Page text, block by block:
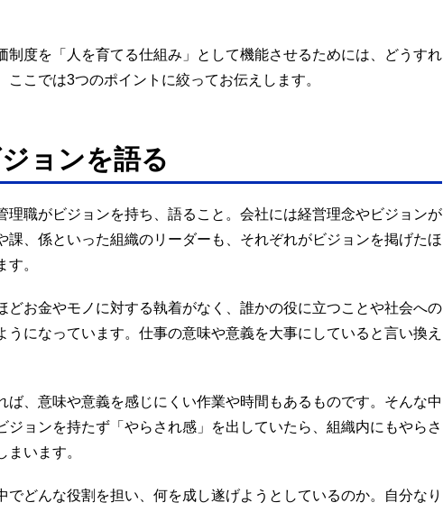
制度を「人を育てる仕組み」として機能させるためには、どうすれ
ここでは3つのポイントに絞ってお伝えします。
ョンを語る
理職がビジョンを持ち、語ること。会社には経営理念やビジョンが
課、係といった組織のリーダーも、それぞれがビジョンを掲げたほ
す。
どお金やモノに対する執着がなく、誰かの役に立つことや社会への
うになっています。仕事の意味や意義を大事にしていると言い換え
ば、意味や意義を感じにくい作業や時間もあるものです。そんな中
ジョンを持たず「やらされ感」を出していたら、組織内にもやらさ
まいます。
でどんな役割を担い、何を成し遂げようとしているのか。自分なり